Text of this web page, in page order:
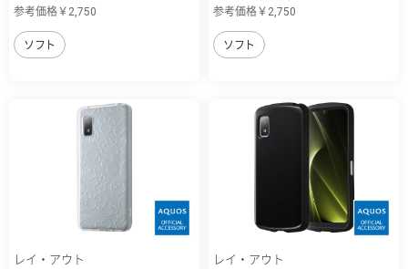
参考価格￥2,750
ソフト
参考価格￥2,750
ソフト
レイ・アウト
レイ・アウト